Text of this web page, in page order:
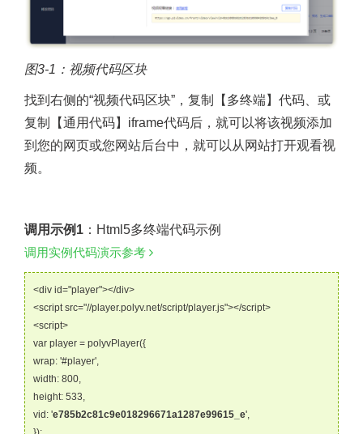
图3-1：视频代码区块
找到右侧的“视频代码区块”，复制【多终端】代码、或
复制【通用代码】iframe代码后，就可以将该视频添加
到您的网页或您网站后台中，就可以从网站打开观看视
频。
调用示例1 ：Html5多终端代码示例
调用实例代码演示参考
<div id="player"></div>
<script src="//player.polyv.net/script/player.js"></script>
<script>
var player = polyvPlayer({
wrap: '#player',
width: 800,
height: 533,
vid: 'e785b2c81c9e018296671a1287e99615_e',